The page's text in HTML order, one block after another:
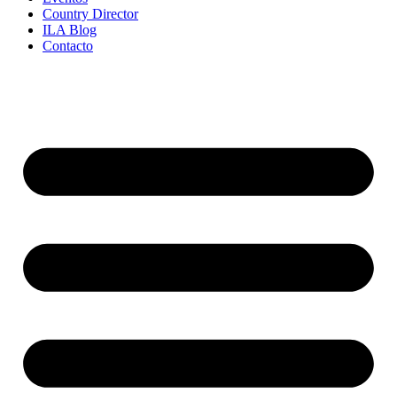
Country Director
ILA Blog
Contacto